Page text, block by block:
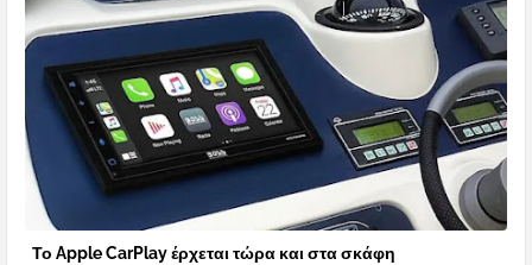
Το Apple CarPlay έρχεται τώρα και στα σκάφη